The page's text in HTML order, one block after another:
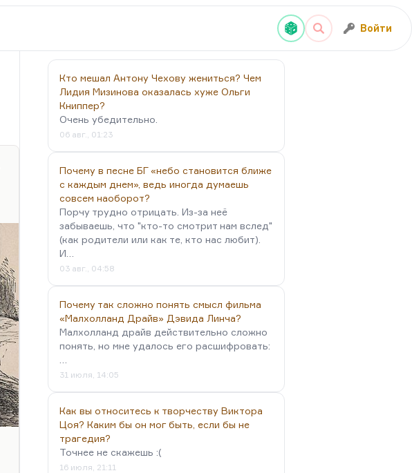
Войти
Кто мешал Антону Чехову жениться? Чем
Лидия Мизинова оказалась хуже Ольги
Книппер?
Очень убедительно.
06 авг., 01:23
Почему в песне БГ «небо становится ближе
с каждым днем», ведь иногда думаешь
совсем наоборот?
Порчу трудно отрицать. Из-за неё
забываешь, что "кто-то смотрит нам вслед"
(как родители или как те, кто нас любит).
И…
03 авг., 04:58
Почему так сложно понять смысл фильма
«Малхолланд Драйв» Дэвида Линча?
Малхолланд драйв действительно сложно
понять, но мне удалось его расшифровать:
31 июля, 14:05
Как вы относитесь к творчеству Виктора
Цоя? Каким бы он мог быть, если бы не
трагедия?
Точнее не скажешь :(
16 июля, 21:11